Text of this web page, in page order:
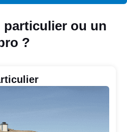
particulier ou un
?